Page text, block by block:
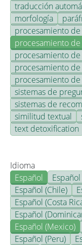
traducción
morfología
procesamiento
procesamiento
procesamiento
procesamiento
procesamiento de
sistemas de
sistemas de
similitud textual
text detoxification
Idioma
Español
Español (Chile)
Español (Costa
Español
Español (Mexico)
Español (Peru)